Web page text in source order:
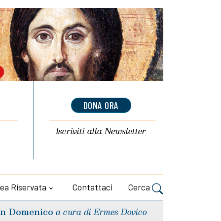
DONA ORA
Iscriviti allaNewsletter
Riservata Contattaci Cerca
Domenico a cura di Ermes Dovico